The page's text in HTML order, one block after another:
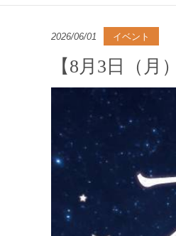
2026/06/01 イベント
【8月3日（